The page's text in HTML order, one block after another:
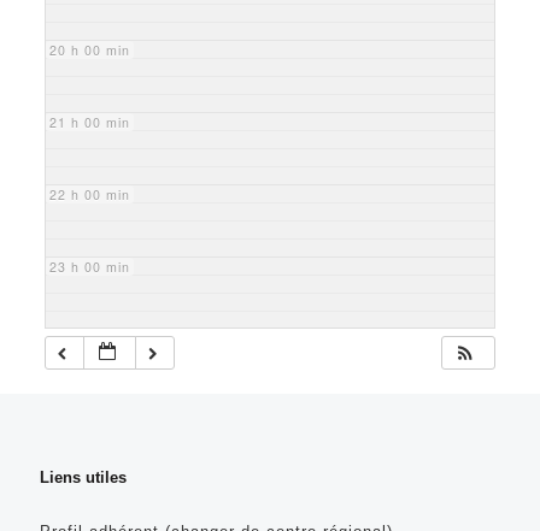
20 h 00 min
21 h 00 min
22 h 00 min
23 h 00 min
Liens utiles